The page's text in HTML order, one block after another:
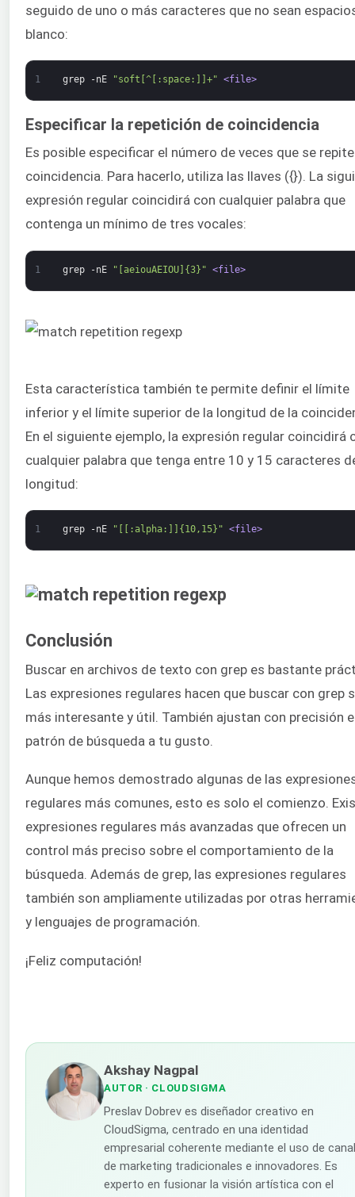
seguido de uno o más caracteres que no sean
blanco:
1 grep -nE "soft[^[:space:]]+" <file>
Especificar la repetición de coincidencia
Es posible especificar el número de veces que se
coincidencia. Para hacerlo, utiliza las llaves ({}). La
expresión regular coincidirá con cualquier palabra que
contenga un mínimo de tres vocales:
1 grep -nE "[aeiouAEIOU]{3}" <file>
Esta característica también te permite definir el límite
inferior y el límite superior de la longitud de la
En el siguiente ejemplo, la expresión regular coincidirá
cualquier palabra que tenga entre 10 y 15 caracteres
longitud:
1 grep -nE "[[:alpha:]]{10,15}" <file>
Conclusión
Buscar en archivos de texto con grep es bastante
Las expresiones regulares hacen que buscar con grep
más interesante y útil. También ajustan con precisión
patrón de búsqueda a tu gusto.
Aunque hemos demostrado algunas de las
regulares más comunes, esto es solo el comienzo.
expresiones regulares más avanzadas que ofrecen un
control más preciso sobre el comportamiento de la
búsqueda. Además de grep, las expresiones regulares
también son ampliamente utilizadas por otras
y lenguajes de programación.
¡Feliz computación!
Akshay Nagpal
AUTOR · CLOUDSIGMA
Preslav Dobrev es diseñador creativo en
CloudSigma, centrado en una identidad
empresarial coherente mediante el uso de
de marketing tradicionales e innovadores. Es
experto en fusionar la visión artística con el